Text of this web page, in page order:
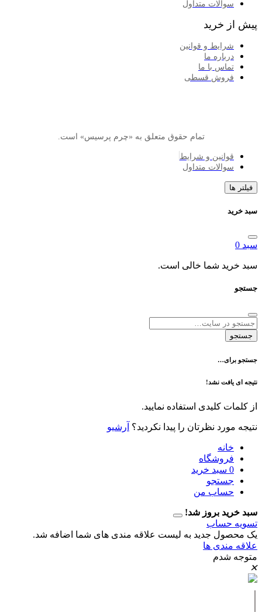
متداول
و قوانین
ما
با ما
قسطی
تمام حقوق متعلق به «چرم پرسیس» است.
و شرایط
متداول
شما خالی است.
نشد!
کلیدی استفاده نمایید.
نظرتان را پیدا نکردید؟ آرشیو
سبد خرید
من
بروز شد!
جدید به لیست علاقه مندی های شما اضافه شد.
ها